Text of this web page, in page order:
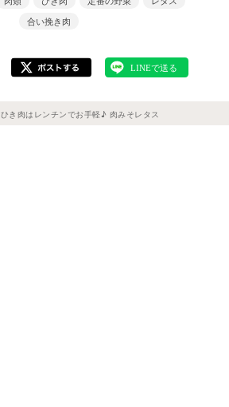
合い挽き肉
ひき肉はレンチンでお手軽♪ 肉みそレタス